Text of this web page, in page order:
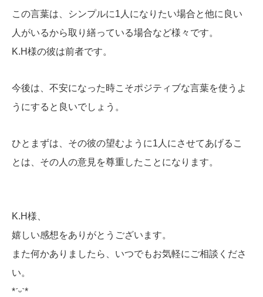
この言葉は、シンプルに1人になりたい場合と他に良い
人がいるから取り繕っている場合など様々です。
K.H様の彼は前者です。
今後は、不安になった時こそポジティブな言葉を使うよ
うにすると良いでしょう。
ひとまずは、その彼の望むように1人にさせてあげるこ
とは、その人の意見を尊重したことになります。
K.H様、
嬉しい感想をありがとうございます。
また何かありましたら、いつでもお気軽にご相談くださ
い。
*ˊᵕˋ*